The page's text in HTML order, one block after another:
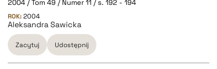
pobierz cytat
BIBTEX
2004 / Tom 49 / Numer 11 / s. 192 - 194
ROK: 2004
Aleksandra Sawicka
Zacytuj Udostępnij